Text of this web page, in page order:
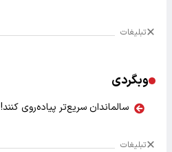
تبلیغات
وبگردی
سالماندان سریع‌تر پیاده‌روی کنند!
تبلیغات